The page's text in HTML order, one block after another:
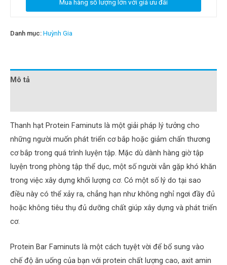
Mua hàng số lượng lớn với giá ưu đãi
Danh mục: Huỳnh Gia
Mô tả
Thanh hạt Protein Faminuts là một giải pháp lý tưởng cho
những người muốn phát triển cơ bắp hoặc giảm chấn thương
cơ bắp trong quá trình luyện tập. Mặc dù dành hàng giờ tập
luyện trong phòng tập thể dục, một số người vẫn gặp khó khăn
trong việc xây dựng khối lượng cơ. Có một số lý do tại sao
điều này có thể xảy ra, chẳng hạn như không nghỉ ngơi đầy đủ
hoặc không tiêu thụ đủ dưỡng chất giúp xây dựng và phát triển
cơ.
Protein Bar Faminuts là một cách tuyệt vời để bổ sung vào
chế độ ăn uống của bạn với protein chất lượng cao, axit amin